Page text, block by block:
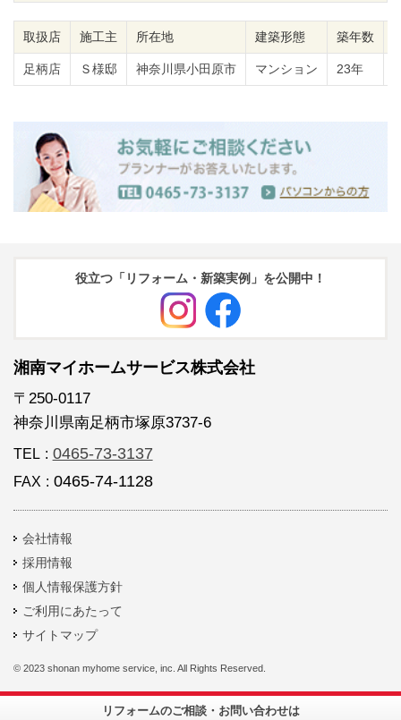
取扱店 施工主 所在地 建築形態 築年数
足柄店 Ｓ様邸 神奈川県小田原市 マンション 23年
リフォームのご相談・お問い合わせは
役立つ「リフォーム・新築実例」を公開中！
湘南マイホームサービス株式会社
〒250-0117
神奈川県南足柄市塚原3737-6
TEL : 0465-73-3137
FAX : 0465-74-1128
会社情報
採用情報
個人情報保護方針
ご利用にあたって
サイトマップ
© 2023 shonan myhome service, inc. All Rights Reserved.